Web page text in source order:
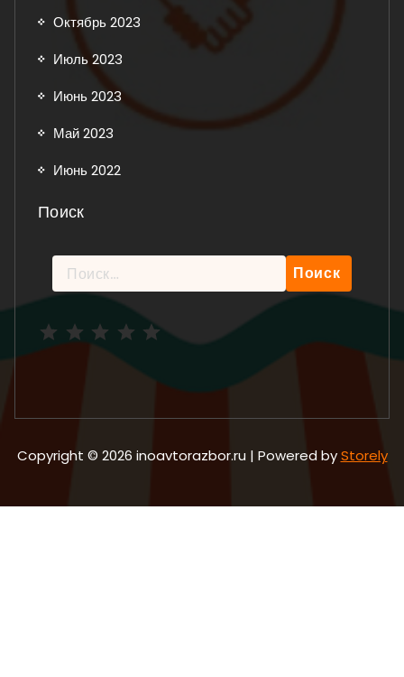
Октябрь 2023
Июль 2023
Июнь 2023
Май 2023
Июнь 2022
Поиск
Найти:
Copyright © 2026 inoavtorazbor.ru | Powered byStorely